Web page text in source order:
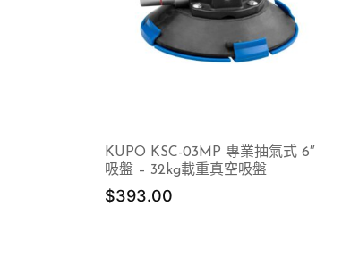
KUPO KSC-03MP 專業抽氣式 6″
吸盤 – 32kg載重真空吸盤
$393.00